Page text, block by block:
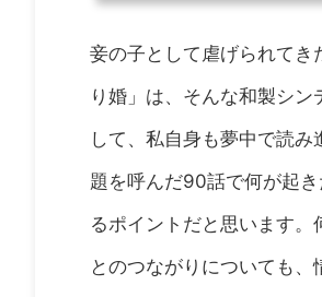
妾の子として虐げられて
り婚」は、そんな和製シ
して、私自身も夢中で読
題を呼んだ90話で何が起
るポイントだと思います
とのつながりについても、